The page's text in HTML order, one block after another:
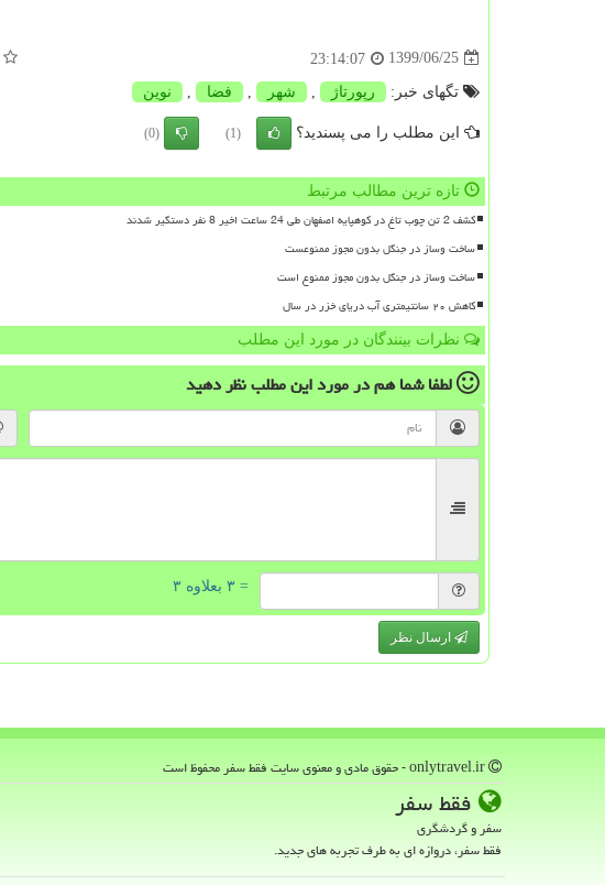
1399/06/25
23:14:07
تگهای خبر: رپورتاژ شهر فضا نوین
این مطلب را می پسندید؟ (1)
(0)
تازه ترین مطالب مرتبط
کشف 2 تن چوب تاغ در کوهپایه اصفهان طی 24 ساعت اخیر 8 نفر دستگیر شدند
ساخت وساز در جنگل بدون مجوز ممنوعست
ساخت وساز در جنگل بدون مجوز ممنوع است
کاهش ۲۰ سانتیمتری آب دریای خزر در سال
نظرات بینندگان در مورد این مطلب
لطفا شما همدر مورد این مطلبنظر دهید
= ۳ بعلاوه ۳
ارسال نظر
فقط سفر
سفر و گردشگری
فقط سفر، دروازه ای به طرف تجربه های جدید.